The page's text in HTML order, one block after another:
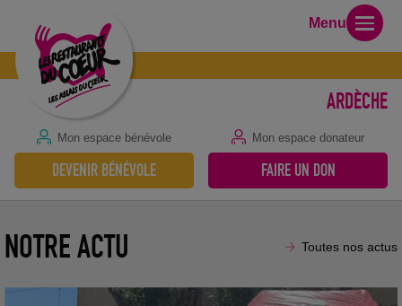
ARDÈCHE
Mon espace bénévole Mon espace donateur
DEVENIR BÉNÉVOLE FAIRE UN DON
Menu
NOTRE ACTU Toutes nos actus
17 juillet 2026
Action solidaire proposée par RRT